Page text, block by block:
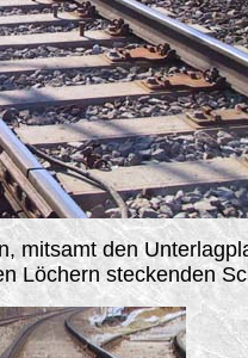
den
Löchern steckenden